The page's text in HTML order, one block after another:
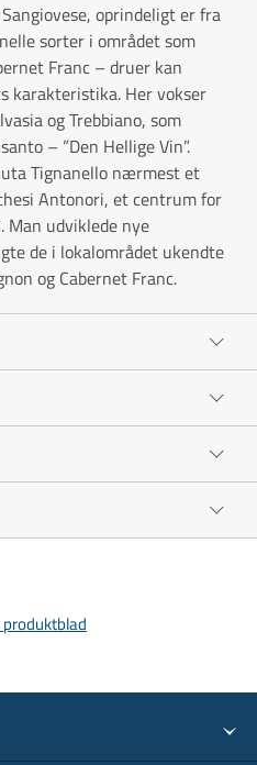
oprindeligt er fra
sorter i området som
Franc – druer kan
karakteristika. Her vokser
og Trebbiano, som
– ”Den Hellige Vin”.
Tignanello nærmest et
Antonori, et centrum for
Man udviklede nye
de i lokalområdet ukendte
og Cabernet Franc.
produktblad